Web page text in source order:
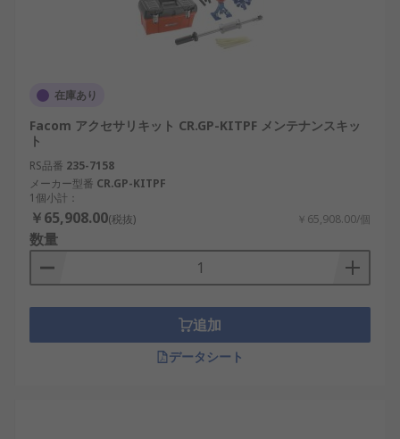
在庫あり
Facom アクセサリキット CR.GP-KITPF メンテナンスキッ
ト
RS品番 235-7158
メーカー型番 CR.GP-KITPF
1個小計：
￥65,908.00(税抜) ￥65,908.00/個
数量
追加
データシート